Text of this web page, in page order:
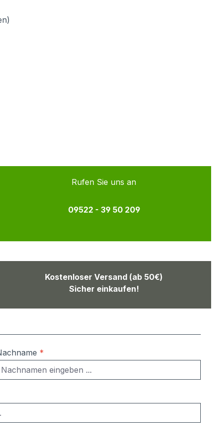
Rufen Sie uns an
09522 - 39 50 209
Kostenloser Versand (ab 50€)
Sicher einkaufen!
*